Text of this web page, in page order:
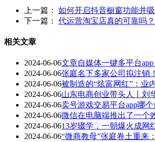
上一篇： 如何开启抖音橱窗功能并
下一篇： 代运营淘宝店真的可靠吗？
相关文章
2024-06-06文章自媒体一键多平台app
2024-06-06张庭名下多家公司拟注销
2024-06-06被制造的“炫富网红”：业
2024-06-06山东电商创业带头人丨刘
2024-06-06卖号游戏交易平台app哪
2024-06-06微信在电脑端推出了一个
2024-06-0613岁辍学，一朝爆火成网
2024-06-06“微商教母”张庭卷土重来